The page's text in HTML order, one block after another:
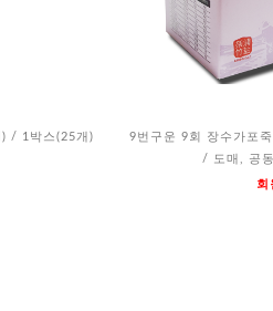
/ 1박스(25개)
9번구운 9회 장수가포
/ 도매, 공
회